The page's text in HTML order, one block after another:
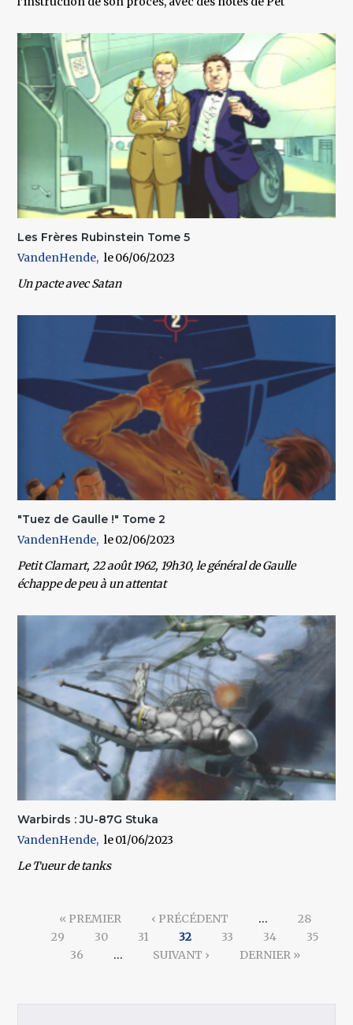
Les Frères Rubinstein Tome 5
VandenHende
06/06/2023
Un pacte avec Satan
"Tuez de Gaulle !" Tome 2
VandenHende
02/06/2023
Petit Clamart, 22 août 1962, 19h30, le général de Gaulle
échappe de peu à un attentat
Warbirds : JU-87G Stuka
VandenHende
01/06/2023
Le Tueur de tanks
« PREMIER ‹ PRÉCÉDENT …
28
29
30 31 32 33 34
35
36
… SUIVANT › DERNIER »